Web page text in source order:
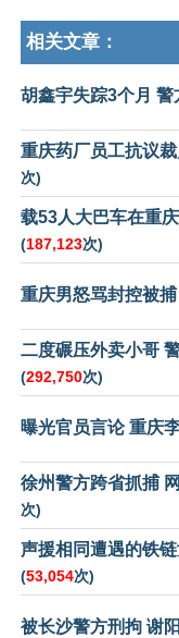
相关文章：
胡鑫宇失踪3个月 警
重庆药厂员工抗议
次)
载53人大巴车在重
(187,123次)
重庆男怒骂封控被
二度碾压外卖小哥
(292,750次)
曝光官员言论 重庆
徐州警方跨省抓捕
次)
声援相同遭遇的铁
(53,054次)
被长沙警方刑拘 谢